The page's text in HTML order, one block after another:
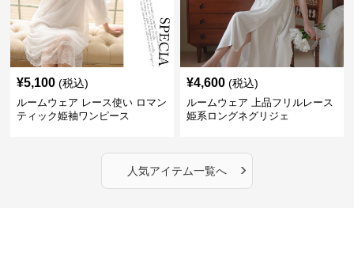
¥5,100 (税込)
ルームウェア レース使い ロマン
ティック姫袖ワンピース
¥4,600 (税込)
ルームウェア 上品フリルレース
姫系ロングネグリジェ
人気アイテム一覧へ ›